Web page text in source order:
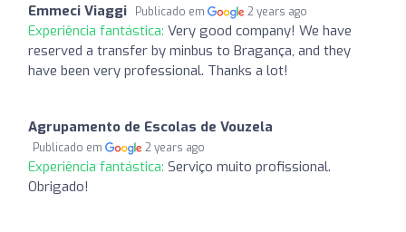
Emmeci Viaggi Publicado em 2 years ago
Experiência fantástica: Very good company! We have
reserved a transfer by minbus to Bragança, and they
have been very professional. Thanks a lot!
Agrupamento de Escolas de Vouzela
Publicado em 2 years ago
Experiência fantástica: Serviço muito profissional.
Obrigado!